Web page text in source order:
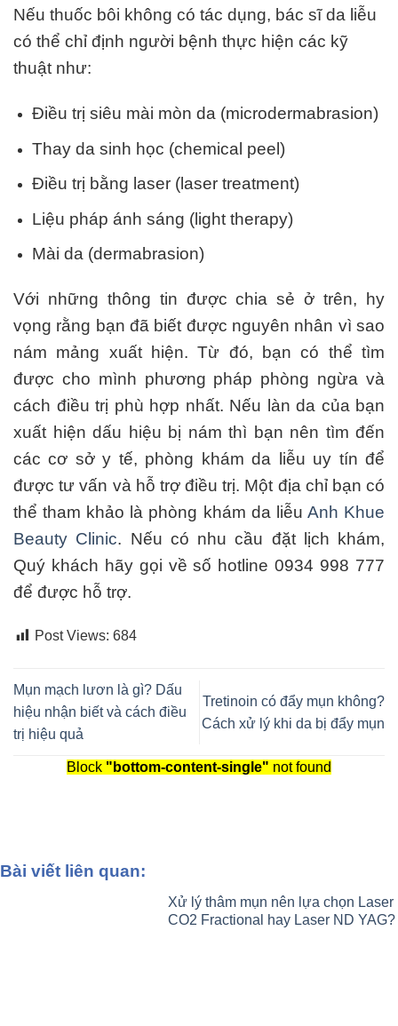
Nếu thuốc bôi không có tác dụng, bác sĩ da liễu
có thể chỉ định người bệnh thực hiện các kỹ
thuật như:
Điều trị siêu mài mòn da (microdermabrasion)
Thay da sinh học (chemical peel)
Điều trị bằng laser (laser treatment)
Liệu pháp ánh sáng (light therapy)
Mài da (dermabrasion)
Với những thông tin được chia sẻ ở trên, hy
vọng rằng bạn đã biết được nguyên nhân vì sao
nám mảng xuất hiện. Từ đó, bạn có thể tìm
được cho mình phương pháp phòng ngừa và
cách điều trị phù hợp nhất. Nếu làn da của bạn
xuất hiện dấu hiệu bị nám thì bạn nên tìm đến
các cơ sở y tế, phòng khám da liễu uy tín để
được tư vấn và hỗ trợ điều trị. Một địa chỉ bạn có
thể tham khảo là phòng khám da liễu Anh Khue
Beauty Clinic. Nếu có nhu cầu đặt lịch khám,
Quý khách hãy gọi về số hotline0934 998 777
để được hỗ trợ.
Post Views: 684
Mụn mạch lươn là gì? Dấu
hiệu nhận biết và cách điều
trị hiệu quả
Tretinoin có đẩy mụn không?
Cách xử lý khi da bị đẩy mụn
Block "bottom-content-single" not found
Bài viết liên quan:
Xử lý thâm mụn nên lựa chọn Laser
CO2 Fractional hay Laser ND YAG?